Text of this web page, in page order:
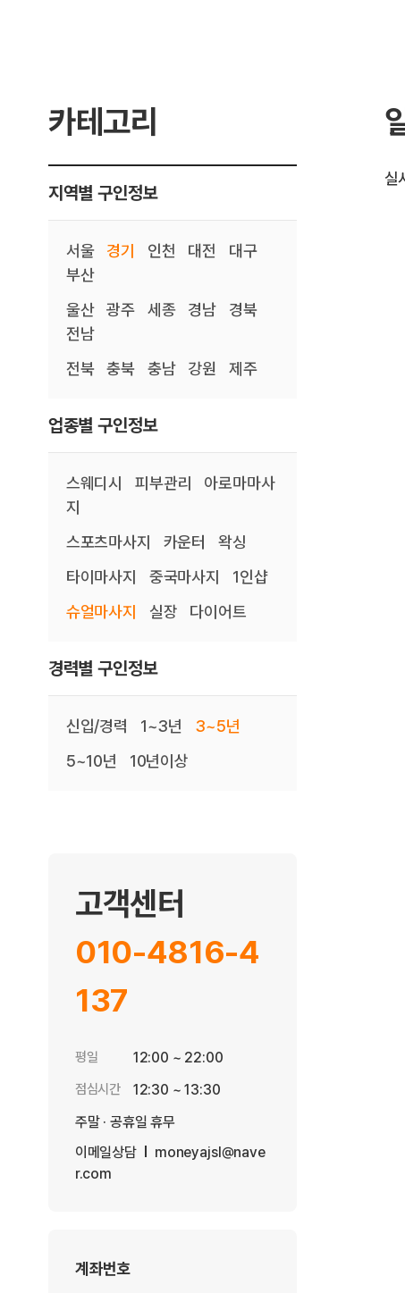
카테고리
지역별 구인정보
서울 경기 인천 대전
대구
부산
울산
광주 세종 경남
경북
전남
전북
충북 충남 강원 제주
업종별 구인정보
스웨디시 피부관리
아로마마사
지
스포츠마사지
카운터
왁싱
타이마사지
중국마사지
1인샵
슈얼마사지
실장 다이어트
경력별 구인정보
신입/경력 1~3년
3~5년
5~10년
10년이상
고객센터
010-4816-4
137
평일 12:00 ~ 22:00
점심시간
12:30 ~ 13:30
주말 · 공휴일 휴무
이메일상담
moneyajsl@nave
r.com
계좌번호
실